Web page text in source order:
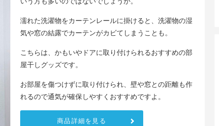
濡れた洗濯物をカーテンレールに掛けると、洗濯物の湿
気や窓の結露でカーテンがカビてしまうことも。
こちらは、かもいやドアに取り付けられるおすすめの部
屋干しグッズです。
お部屋を傷つけずに取り付けられ、壁や窓との距離も作
れるので通気が確保しやすくおすすめですよ。
商品詳細を見る